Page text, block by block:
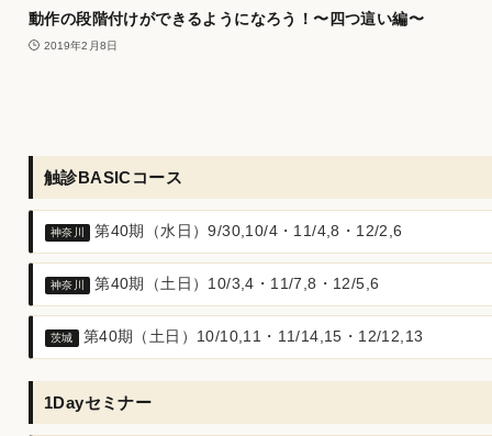
動作の段階付けができるようになろう！〜四つ這い編〜
2019年2月8日
触診BASICコース
神奈川 第40期（水日）9/30,10/4・11/4,8・12/2,6
神奈川 第40期（土日）10/3,4・11/7,8・12/5,6
茨城 第40期（土日）10/10,11・11/14,15・12/12,13
1Dayセミナー